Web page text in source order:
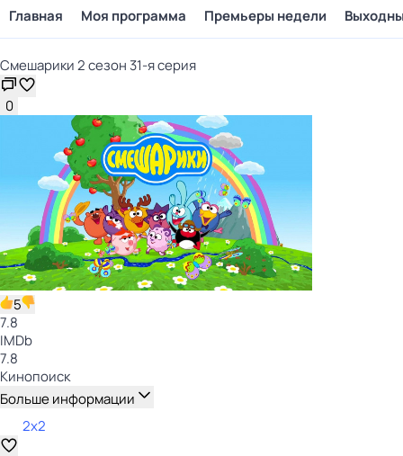
Главная Моя программа Премьеры недели
Смешарики 2 сезон 31-я серия
0
5
7.8
IMDb
7.8
Кинопоиск
Больше информации
2x2